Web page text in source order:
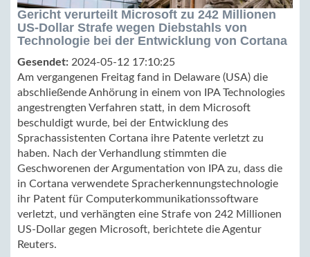
Gericht verurteilt Microsoft zu 242 Millionen
US-Dollar Strafe wegen Diebstahls von
Technologie bei der Entwicklung von Cortana
Gesendet: 2024-05-12 17:10:25
Am vergangenen Freitag fand in Delaware (USA) die
abschließende Anhörung in einem von IPA Technologies
angestrengten Verfahren statt, in dem Microsoft
beschuldigt wurde, bei der Entwicklung des
Sprachassistenten Cortana ihre Patente verletzt zu
haben. Nach der Verhandlung stimmten die
Geschworenen der Argumentation von IPA zu, dass die
in Cortana verwendete Spracherkennungstechnologie
ihr Patent für Computerkommunikationssoftware
verletzt, und verhängten eine Strafe von 242 Millionen
US-Dollar gegen Microsoft, berichtete die Agentur
Reuters.